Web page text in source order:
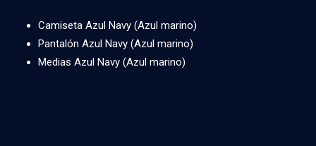
Camiseta Azul Navy (Azul marino)
Pantalón Azul Navy (Azul marino)
Medias Azul Navy (Azul marino)